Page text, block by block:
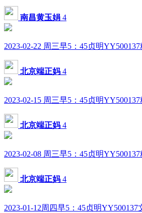
南昌黄玉娟 4
2023-02-22 周三早5：45贞明
北京端正妈 4
2023-02-15 周三早5：45贞明
北京端正妈 4
2023-02-08 周三早5：45贞明
北京端正妈 4
2023-01-12周四早5：45贞明YY500137